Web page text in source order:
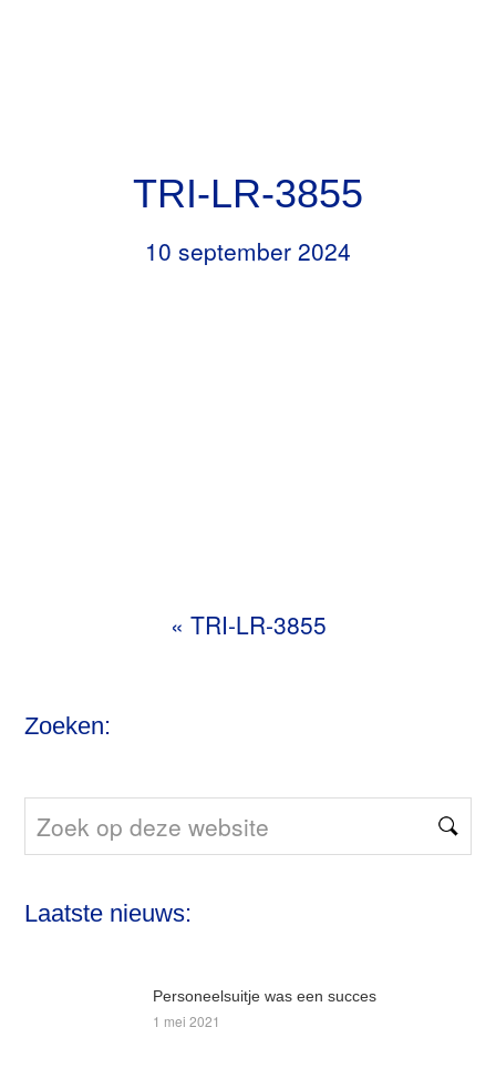
TRI-LR-3855
10 september 2024
« TRI-LR-3855
Zoeken:
Zoek
op
Laatste nieuws:
Personeelsuitje was een succes
1 mei 2021